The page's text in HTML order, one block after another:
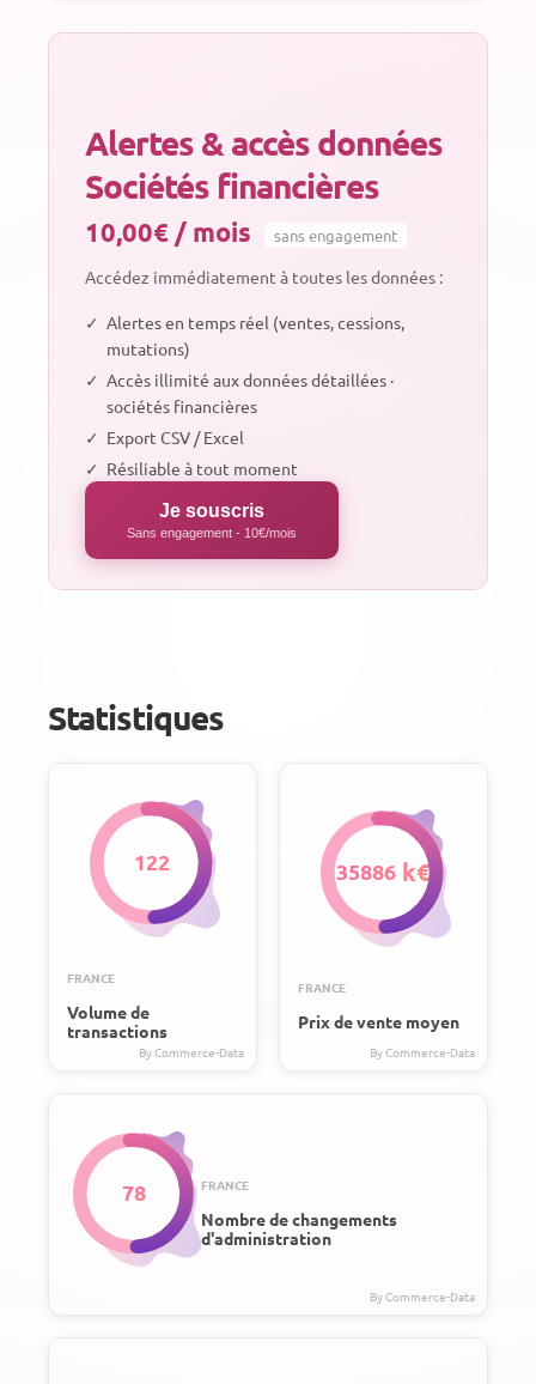
Alertes & accès données
Sociétés financières
10,00€ / mois sans engagement
Accédez immédiatement à toutes les données :
✓ Alertes en temps réel (ventes, cessions,
mutations)
✓ Accès illimité aux données détaillées ·
sociétés financières
✓ Export CSV / Excel
✓ Résiliable à tout moment
Je souscris
Sans engagement - 10€/mois
Statistiques
122
FRANCE
Volume de
transactions
35886
FRANCE
Prix de vente moyen
78 FRANCE
Nombre de changements
d'administration